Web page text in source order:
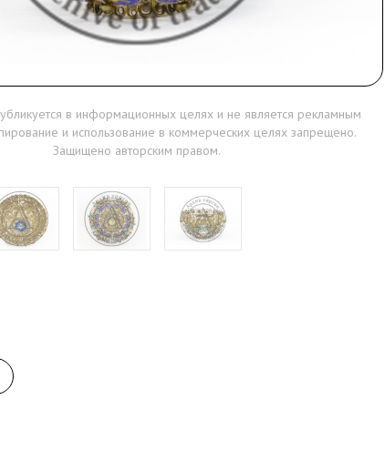
в информационных целях и не является рекламным
и использование в коммерческих целях запрещено.
Защищено авторским правом.